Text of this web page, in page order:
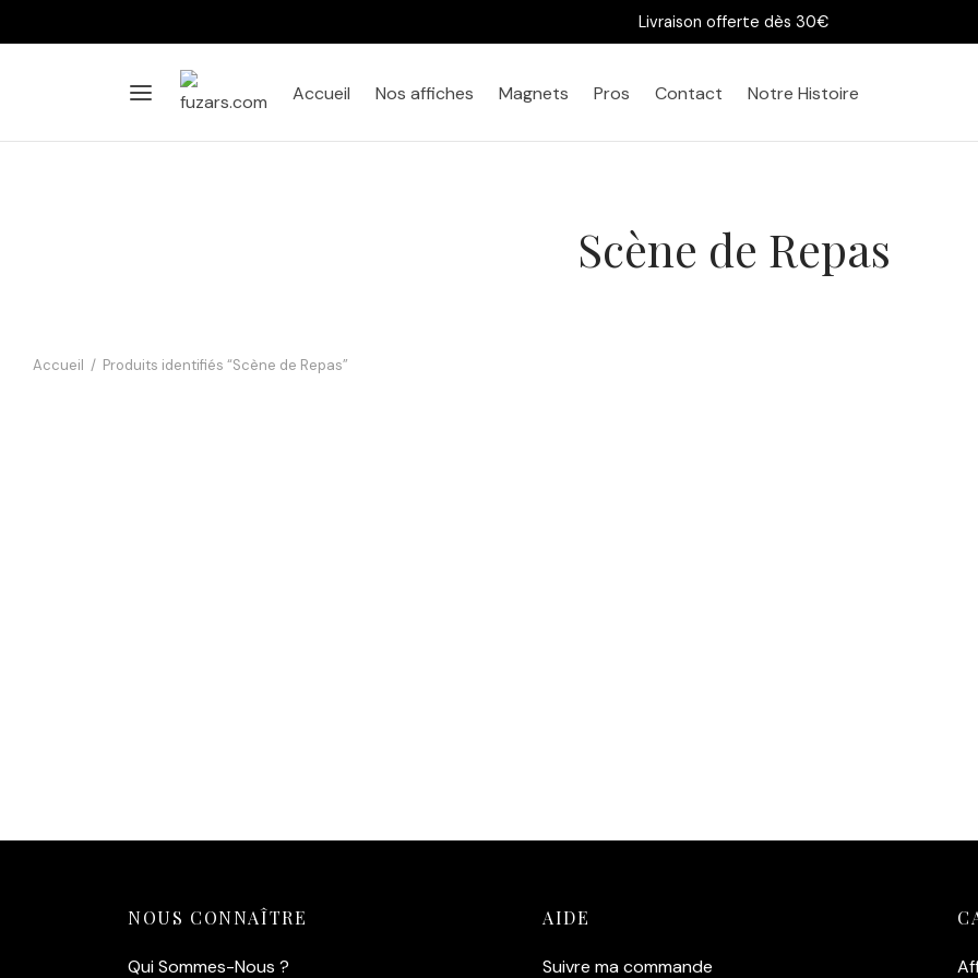
Livraison offerte dès 30€
Accueil Nos affiches Magnets Pros Contact Notre Histoire
Scène de Repas
Accueil / Produits identifiés “Scène de Repas”
NOUS CONNAÎTRE
Qui Sommes-Nous ?
AIDE
Suivre ma commande